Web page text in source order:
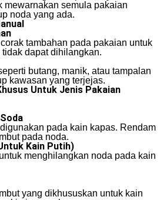
mewarnakan semula pakaian
noda yang ada.
tambahan pada pakaian untuk
dapat dihilangkan.
butang, manik, atau tampalan
kawasan yang terjejas.
Untuk Jenis Pakaian
pada kain kapas. Rendam
pada noda.
Kain Putih)
menghilangkan noda pada kain
yang dikhususkan untuk kain